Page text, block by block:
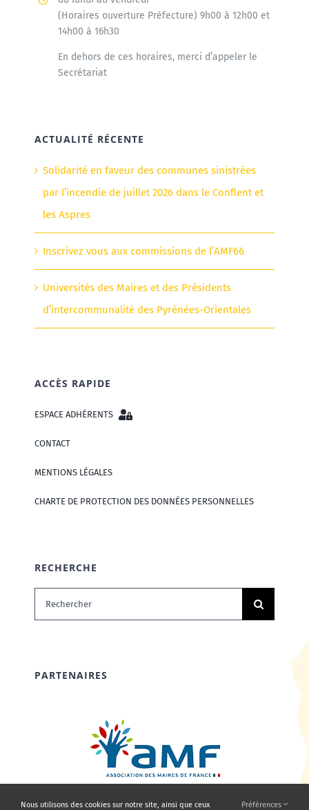
(Horaires ouverture Préfecture) 9h00 à 12h00 et
14h00 à 16h30
En dehors de ces horaires, merci d’appeler le
Secrétariat
ACTUALITÉ RÉCENTE
Solidarité en faveur des communes sinistrées
par l’incendie de juillet 2026 dans le Conflent et
les Aspres
Inscrivez vous aux commissions de l’AMF66
Universités des Maires et des Présidents
d’intercommunalité des Pyrénées-Orientales
ACCÈS RAPIDE
ESPACE ADHÉRENTS
CONTACT
MENTIONS LÉGALES
CHARTE DE PROTECTION DES DONNÉES PERSONNELLES
RECHERCHE
Rechercher:
PARTENAIRES
Nous utilisons des cookies sur notre site, ainsi que ceux Préférences